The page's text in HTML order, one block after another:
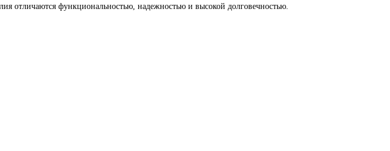
отличаются функциональностью, надежностью и высокой долговечностью.